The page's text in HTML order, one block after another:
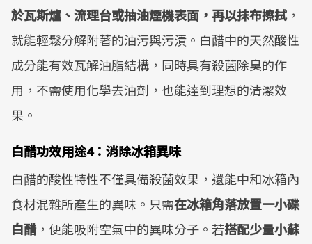
於瓦斯爐、流理台或抽油煙機表面，再以抹布擦拭，
就能輕鬆分解附著的油污與污漬。白醋中的天然酸性
成分能有效瓦解油脂結構，同時具有殺菌除臭的作
用，不需使用化學去油劑，也能達到理想的清潔效
果。
白醋功效用途4：消除冰箱異味
白醋的酸性特性不僅具備殺菌效果，還能中和冰箱內
食材混雜所產生的異味。只需在冰箱角落放置一小碟
白醋，便能吸附空氣中的異味分子。若搭配少量小蘇